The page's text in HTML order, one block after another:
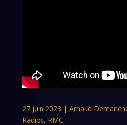
27 juin 2023 | Arnaud
Radios, RMC